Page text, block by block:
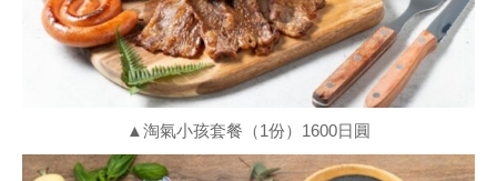
▲淘氣小孩套餐（1份）1600日圓